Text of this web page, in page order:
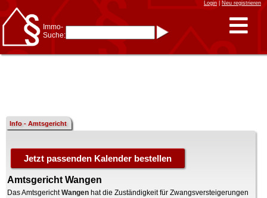
Login| Neu registrieren
Immo-
Suche:
z.B.:15 Frankfurt
Frankfurt/Oder
und6 Frankfurtfür Frankfurt
Immobiliensuche
nach Kreis
nach Amtsgericht
Info - Amtsgericht
Amtsgericht Wangen
Das AmtsgerichtWangen hat die Zuständigkeit für Zwangsversteigerungen